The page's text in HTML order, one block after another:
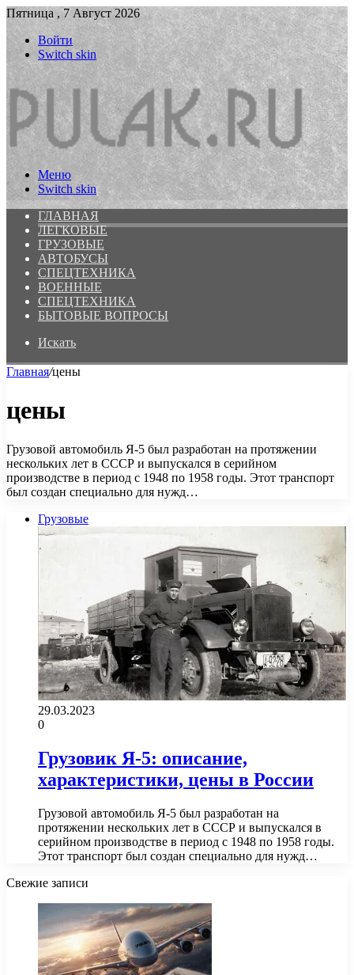
Пятница , 7 Август 2026
Войти
Switch skin
Меню
Switch skin
ГЛАВНАЯ
ЛЕГКОВЫЕ
ГРУЗОВЫЕ
АВТОБУСЫ
СПЕЦТЕХНИКА
ВОЕННЫЕ
СПЕЦТЕХНИКА
БЫТОВЫЕ ВОПРОСЫ
Искать
Главная/цены
цены
Грузовой автомобиль Я-5 был разработан на протяжении
нескольких лет в СССР и выпускался в серийном
производстве в период с 1948 по 1958 годы. Этот транспорт
был создан специально для нужд…
Грузовые
29.03.2023
0
Грузовик Я-5: описание,
характеристики, цены в России
Грузовой автомобиль Я-5 был разработан на
протяжении нескольких лет в СССР и выпускался в
серийном производстве в период с 1948 по 1958 годы.
Этот транспорт был создан специально для нужд…
Свежие записи